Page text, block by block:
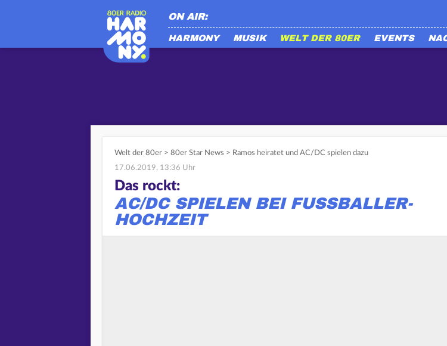
ON AIR:
HARMONY MUSIK WELT DER 80ER EVENTS
Welt der 80er > 80er Star News > Ramos heiratet und AC/DC spielen dazu
17.06.2019, 13:36 Uhr
Das rockt:
AC/DC SPIELEN BEI FUSSBALLER-H
OCHZEIT